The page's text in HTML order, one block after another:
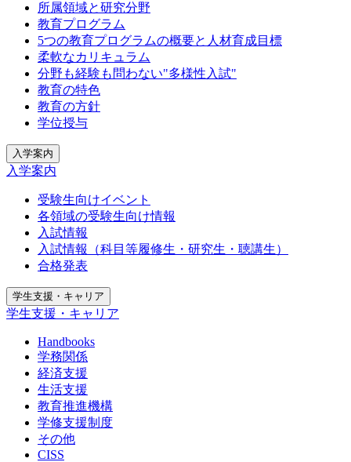
所属領域と研究分野
教育プログラム
5つの教育プログラムの概要と人材育成目標
柔軟なカリキュラム
分野も経験も問わない"多様性入試"
教育の特色
教育の方針
学位授与
入学案内
入学案内
受験生向けイベント
各領域の受験生向け情報
入試情報
入試情報（科目等履修生・研究生・聴講生）
合格発表
学生支援・キャリア
学生支援・キャリア
Handbooks
学務関係
経済支援
生活支援
教育推進機構
学修支援制度
その他
CISS